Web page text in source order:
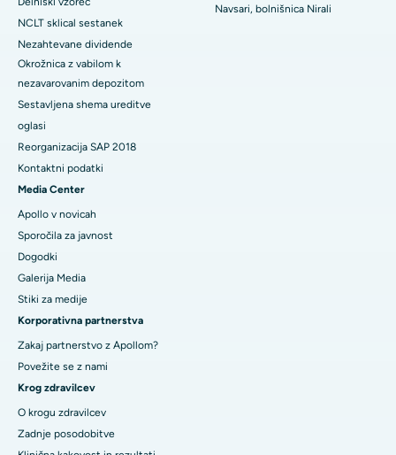
NCLT sklical sestanek
Nezahtevane dividende
Okrožnica z vabilom k
nezavarovanim depozitom
Sestavljena shema ureditve
oglasi
Reorganizacija SAP 2018
Kontaktni podatki
Media Center
Apollo v novicah
Sporočila za javnost
Dogodki
Galerija Media
​​​​​Stiki za medije
Korporativna partnerstva
Zakaj partnerstvo z Apollom?
Povežite se z nami
Krog zdravilcev
O krogu zdravilcev
Zadnje posodobitve
Navsari, bolnišnica Nirali